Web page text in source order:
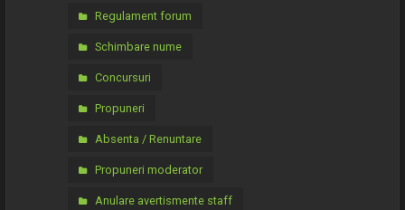
Regulament forum
Schimbare nume
Concursuri
Propuneri
Absenta / Renuntare
Propuneri moderator
Anulare avertismente staff